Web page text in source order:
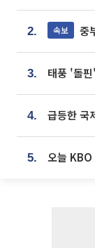
2. 속보 중
3.
4. 급등한 국
5. 오늘 KBO